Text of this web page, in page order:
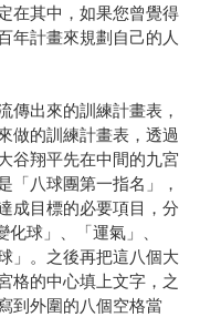
在其中，如果您曾覺得
年計畫來規劃自己的人
傳出來的訓練計畫表，
做的訓練計畫表，透過
谷翔平先在中間的九宮
「八球團第一指名」，
成目標的必要項目，分
球」、「運氣」、
」。之後再把這八個大
格的中心填上文字，之
到外圍的八個空格當